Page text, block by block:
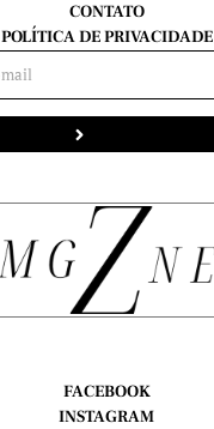
FACEBOOK
INSTAGRAM
CONTATO
POLÍTICA DE PRIVACIDADE